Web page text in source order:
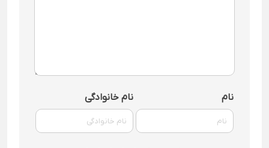
نام نام خانوادگی